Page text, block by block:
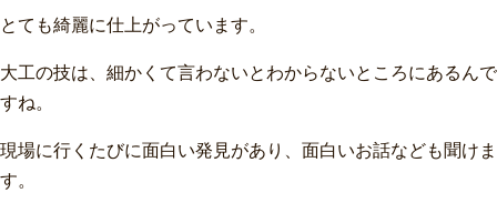
とても綺麗に仕上がっています。
大工の技は、細かくて言わないとわからないところにあるんで
すね。
現場に行くたびに面白い発見があり、面白いお話なども聞けま
す。